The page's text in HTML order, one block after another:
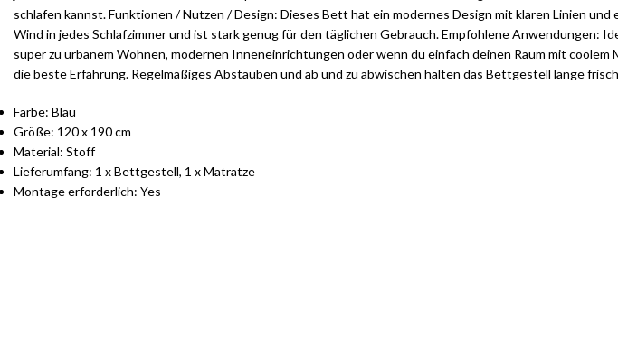
schlafen kannst. Funktionen / Nutzen / Design: Dieses Bett hat ein modernes Design mit klaren Linien
Wind in jedes Schlafzimmer und ist stark genug für den täglichen Gebrauch. Empfohlene Anwendungen:
super zu urbanem Wohnen, modernen Inneneinrichtungen oder wenn du einfach deinen Raum mit
die beste Erfahrung. Regelmäßiges Abstauben und ab und zu abwischen halten das Bettgestell lange
Farbe: Blau
Größe: 120 x 190 cm
Material: Stoff
Lieferumfang: 1 x Bettgestell, 1 x Matratze
Montage erforderlich: Yes